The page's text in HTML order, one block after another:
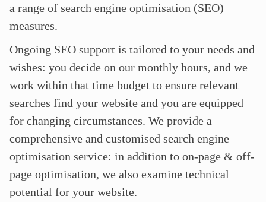
a range of search engine optimisation (SEO)
measures.
Ongoing SEO support is tailored to your needs and
wishes: you decide on our monthly hours, and we
work within that time budget to ensure relevant
searches find your website and you are equipped
for changing circumstances. We provide a
comprehensive and customised search engine
optimisation service: in addition to on-page & off-
page optimisation, we also examine technical
potential for your website.